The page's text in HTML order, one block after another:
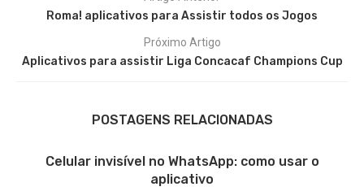
Roma! aplicativos para Assistir todos os Jogos
Próximo Artigo
Aplicativos para assistir Liga Concacaf Champions Cup
POSTAGENS RELACIONADAS
Celular invisível no WhatsApp: como usar o
aplicativo